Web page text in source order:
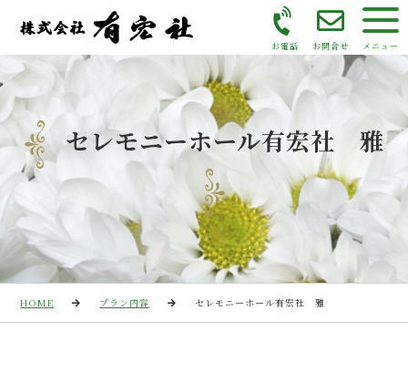
お電話 お問合せ
セレモニーホール有宏社 雅
HOME プラン内容 セレモニーホール有宏社 雅
メニュー